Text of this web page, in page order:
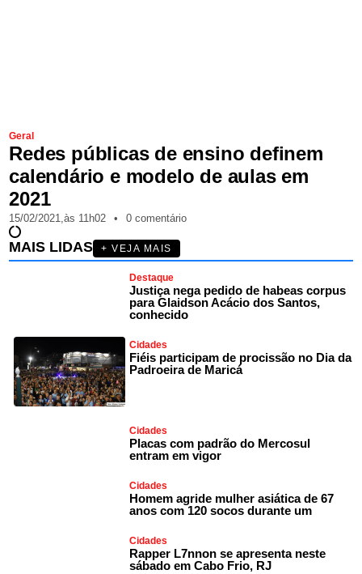
Geral
Redes públicas de ensino definem
calendário e modelo de aulas em
2021
15/02/2021,às 11h02 • 0 comentário
MAIS LIDAS + VEJA MAIS
Destaque
Justiça nega pedido de habeas corpus
para Glaidson Acácio dos Santos,
conhecido
Cidades
Fiéis participam de procissão no Dia da
Padroeira de Maricá
Cidades
Placas com padrão do Mercosul
entram em vigor
Cidades
Homem agride mulher asiática de 67
anos com 120 socos durante um
Cidades
Rapper L7nnon se apresenta neste
sábado em Cabo Frio, RJ